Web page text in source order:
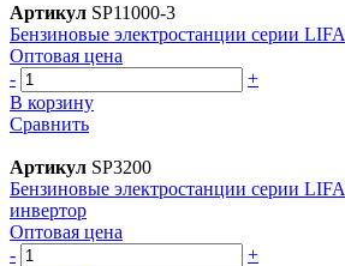
Артикул SP11000-3
Бензиновые электростанции серии
Оптовая цена
-
+
В корзину
Сравнить
Артикул SP3200
Бензиновые электростанции серии
инвертор
Оптовая цена
-
+